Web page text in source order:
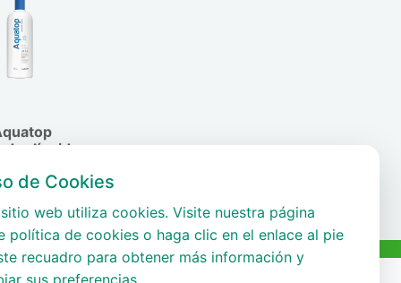
líquido
de Cookies
web utiliza cookies. Visite nuestra página
política de cookies o haga clic en el enlace al pie
recuadro para obtener más información y
sus preferencias.